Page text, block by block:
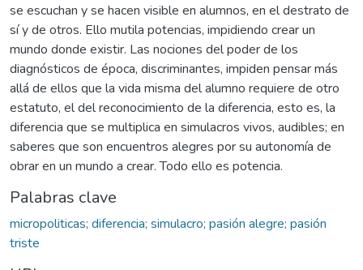
se escuchan y se hacen visible en alumnos, en el destrato de
sí y de otros. Ello mutila potencias, impidiendo crear un
mundo donde existir. Las nociones del poder de los
diagnósticos de época, discriminantes, impiden pensar más
allá de ellos que la vida misma del alumno requiere de otro
estatuto, el del reconocimiento de la diferencia, esto es, la
diferencia que se multiplica en simulacros vivos, audibles; en
saberes que son encuentros alegres por su autonomía de
obrar en un mundo a crear. Todo ello es potencia.
Palabras clave
micropoliticas; diferencia; simulacro; pasión alegre; pasión
triste